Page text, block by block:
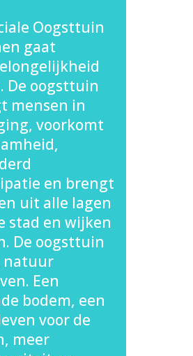
Oogsttuin
gaat
De oogsttuin
mensen in
voorkomt
en brengt
uit alle lagen
stad en wijken
De oogsttuin
natuur
Een
bodem, een
voor de
meer